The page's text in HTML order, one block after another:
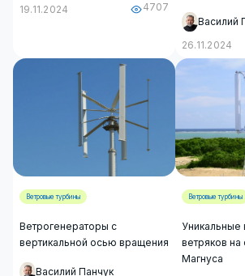
19.11.2024
4707
Василий
26.11.2024
Ветровые турбины
Ветрогенераторы с
вертикальной осью вращения
Василий Панчук
Ветровые турбины
Уникальные
ветряков
Магнуса